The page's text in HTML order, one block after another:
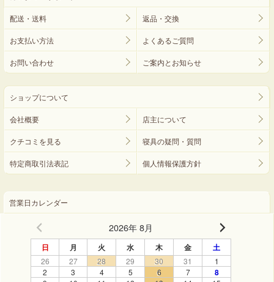
配送・送料 返品・交換
お支払い方法 よくあるご質問
お問い合わせ ご案内とお知らせ
ショップについて
会社概要 店主について
クチコミを見る 寝具の疑問・質問
特定商取引法表記 個人情報保護方針
営業日カレンダー
2026年 8月
日 月 火 水 木 金 土
26 27 28 29 30 31
1
2
3 4 5 6 7 8